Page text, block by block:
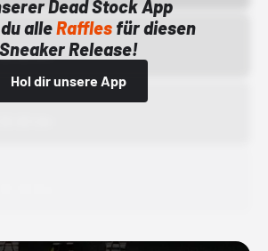
Dead Stock App
alleRafflesfür diesen
Sneaker Release!
Hol dir unsere App
00:00 Uhr